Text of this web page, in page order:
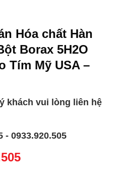
Hóa chất Hàn
Borax 5H2O
Tím Mỹ USA –
khách vui lòng liên hệ
- 0933.920.505